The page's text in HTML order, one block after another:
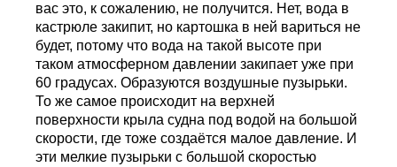
вас это, к сожалению, не получится. Нет, вода в
кастрюле закипит, но картошка в ней вариться не
будет, потому что вода на такой высоте при
таком атмосферном давлении закипает уже при
60 градусах. Образуются воздушные пузырьки.
То же самое происходит на верхней
поверхности крыла судна под водой на большой
скорости, где тоже создаётся малое давление. И
эти мелкие пузырьки с большой скоростью